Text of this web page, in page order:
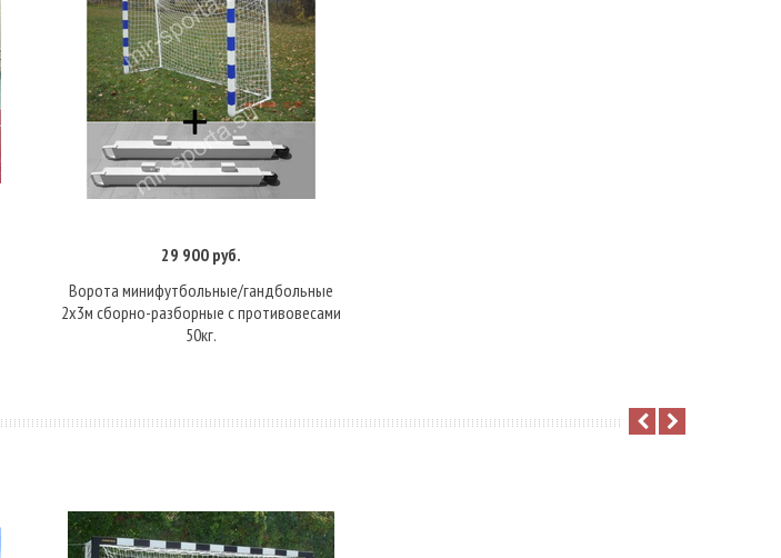
В корзину
29 900 руб.
Ворота минифутбольные/гандбольные
2х3м сборно-разборные с противовесами
50кг.